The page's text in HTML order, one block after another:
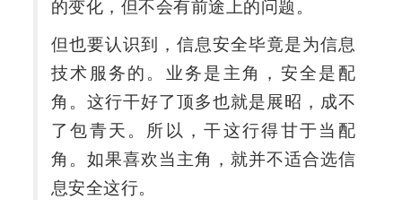
的变化，但不会有前途上的问题。
但也要认识到，信息安全毕竟是为信息
技术服务的。业务是主角，安全是配
角。这行干好了顶多也就是展昭，成不
了包青天。所以，干这行得甘于当配
角。如果喜欢当主角，就并不适合选信
息安全这行。